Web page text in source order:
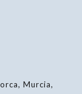
Murcia,